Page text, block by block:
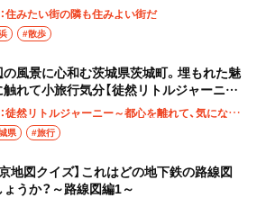
住みたい街の隣も住みよい街だ
#散歩
の風景に心和む茨城県茨城町。埋もれた魅
触れて小旅行気分【徒然リトルジャーニ
連載：徒然リトルジャーニー～都心を離れて、気になる土地へ
県 #旅行
京地図クイズ】これはどの地下鉄の路線図
うか？～路線図編1～